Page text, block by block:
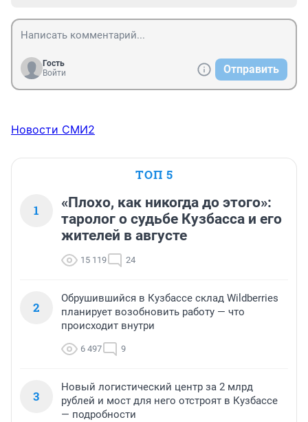
Гость
Войти
Отправить
Новости СМИ2
ТОП 5
1
«Плохо, как никогда до этого»:
таролог о судьбе Кузбасса и его
жителей в августе
15 119 24
2
Обрушившийся в Кузбассе склад Wildberries
планирует возобновить работу — что
происходит внутри
6 497 9
3
Новый логистический центр за 2 млрд
рублей и мост для него отстроят в Кузбассе
— подробности